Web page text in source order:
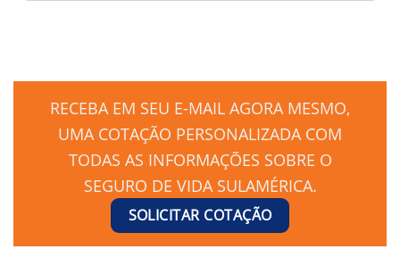
RECEBA EM SEU E-MAIL AGORA MESMO,
UMA COTAÇÃO PERSONALIZADA COM
TODAS AS INFORMAÇÕES SOBRE O
SEGURO DE VIDA SULAMÉRICA.
SOLICITAR COTAÇÃO